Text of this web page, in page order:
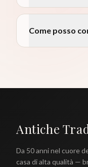
Come posso
Antiche
Da 50 anni nel cuore
casa di alta qualità —